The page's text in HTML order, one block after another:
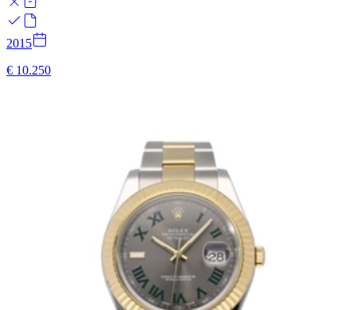
2015
€ 10.250